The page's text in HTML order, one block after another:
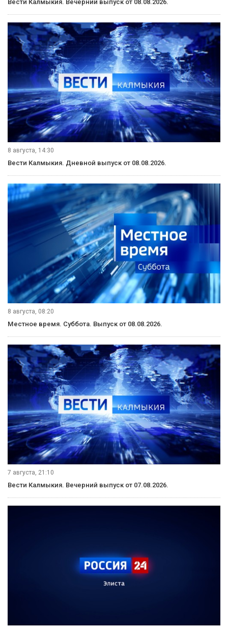
Вести Калмыкия. Вечерний выпуск от 08.08.2026.
8 августа, 14:30
Вести Калмыкия. Дневной выпуск от 08.08.2026.
8 августа, 08:20
Местное время. Суббота. Выпуск от 08.08.2026.
7 августа, 21:10
Вести Калмыкия. Вечерний выпуск от 07.08.2026.